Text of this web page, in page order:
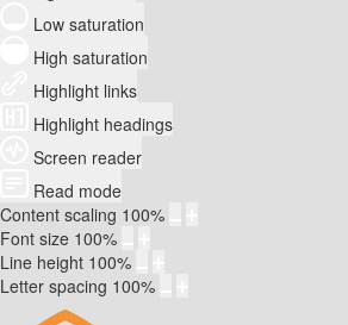
Low saturation
High saturation
Highlight links
Highlight headings
Screen reader
Read mode
Content scaling 100%
Font size 100%
Line height 100%
Letter spacing 100%